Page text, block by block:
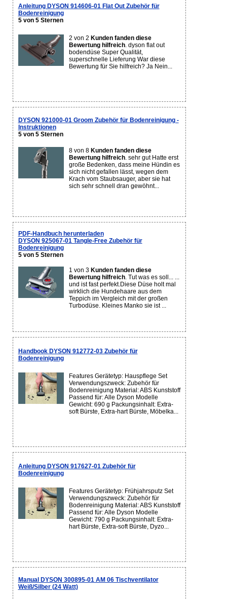
Anleitung DYSON 914606-01 Flat Out Zubehör für
Bodenreinigung
5 von 5 Sternen
2 von 2 Kunden fanden diese
Bewertung hilfreich. dyson flat out
bodendüse Super Qualität,
superschnelle Lieferung War diese
Bewertung für Sie hilfreich? Ja Nein...
DYSON 921000-01 Groom Zubehör für Bodenreinigung -
Instruktionen
5 von 5 Sternen
8 von 8 Kunden fanden diese
Bewertung hilfreich. sehr gut Hatte erst
große Bedenken, dass meine Hündin es
sich nicht gefallen lässt, wegen dem
Krach vom Staubsauger, aber sie hat
sich sehr schnell dran gewöhnt...
PDF-Handbuch herunterladen
DYSON 925067-01 Tangle-Free Zubehör für
Bodenreinigung
5 von 5 Sternen
1 von 3 Kunden fanden diese
Bewertung hilfreich. Tut was es soll... ...
und ist fast perfekt.Diese Düse holt mal
wirklich die Hundehaare aus dem
Teppich im Vergleich mit der großen
Turbodüse. Kleines Manko sie ist ...
Handbook DYSON 912772-03 Zubehör für
Bodenreinigung
Features Gerätetyp: Hauspflege Set
Verwendungszweck: Zubehör für
Bodenreinigung Material: ABS Kunststoff
Passend für: Alle Dyson Modelle
Gewicht: 690 g Packungsinhalt: Extra-
soft Bürste, Extra-hart Bürste, Möbelka...
Anleitung DYSON 917627-01 Zubehör für
Bodenreinigung
Features Gerätetyp: Frühjahrsputz Set
Verwendungszweck: Zubehör für
Bodenreinigung Material: ABS Kunststoff
Passend für: Alle Dyson Modelle
Gewicht: 790 g Packungsinhalt: Extra-
hart Bürste, Extra-soft Bürste, Dyzo...
Manual DYSON 300895-01 AM 06 Tischventilator
Weiß/Silber (24 Watt)